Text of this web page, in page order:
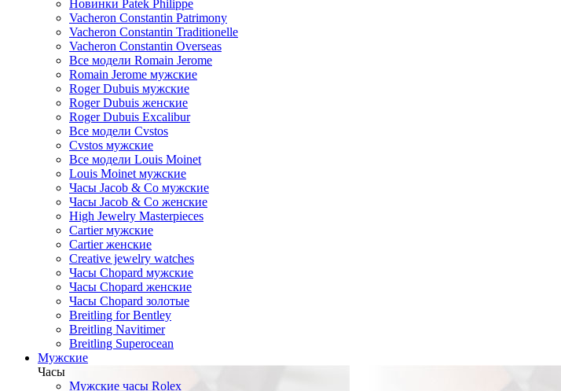
Новинки Patek Philippe
Vacheron Constantin Patrimony
Vacheron Constantin Traditionelle
Vacheron Constantin Overseas
Все модели Romain Jerome
Romain Jerome мужские
Roger Dubuis мужские
Roger Dubuis женские
Roger Dubuis Excalibur
Все модели Cvstos
Cvstos мужские
Все модели Louis Moinet
Louis Moinet мужские
Часы Jacob & Co мужские
Часы Jacob & Co женские
High Jewelry Masterpieces
Cartier мужские
Cartier женские
Creative jewelry watches
Часы Chopard мужские
Часы Сhopard женские
Часы Сhopard золотые
Breitling for Bentley
Breitling Navitimer
Breitling Superocean
Мужские
Часы
Мужские часы Rolex